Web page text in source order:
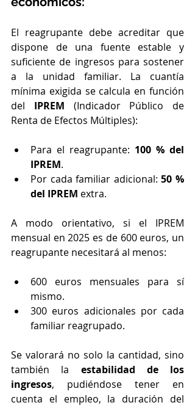
El reagrupante debe acreditar que
dispone de una fuente estable y
suficiente de ingresos para sostener
a la unidad familiar. La cuantía
mínima exigida se calcula en función
del IPREM (Indicador Público de
Renta de Efectos Múltiples):
Para el reagrupante: 100 % del
IPREM.
Por cada familiar adicional: 50 %
del IPREM extra.
A modo orientativo, si el IPREM
mensual en 2025 es de 600 euros, un
reagrupante necesitará al menos:
600 euros mensuales para sí
mismo.
300 euros adicionales por cada
familiar reagrupado.
Se valorará no solo la cantidad, sino
también la estabilidad de los
ingresos, pudiéndose tener en
cuenta el empleo, la duración del